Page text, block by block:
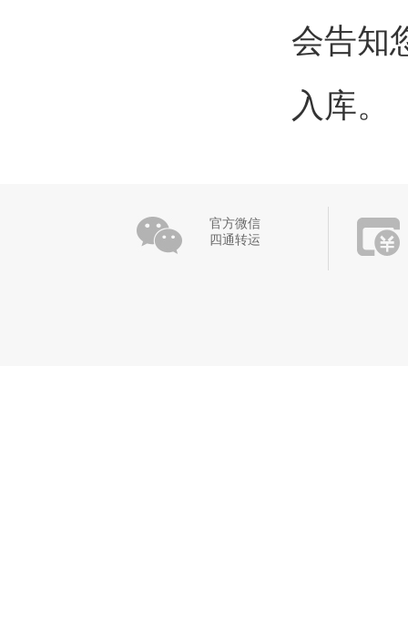
会告知
入库。
官方微信
四通转运